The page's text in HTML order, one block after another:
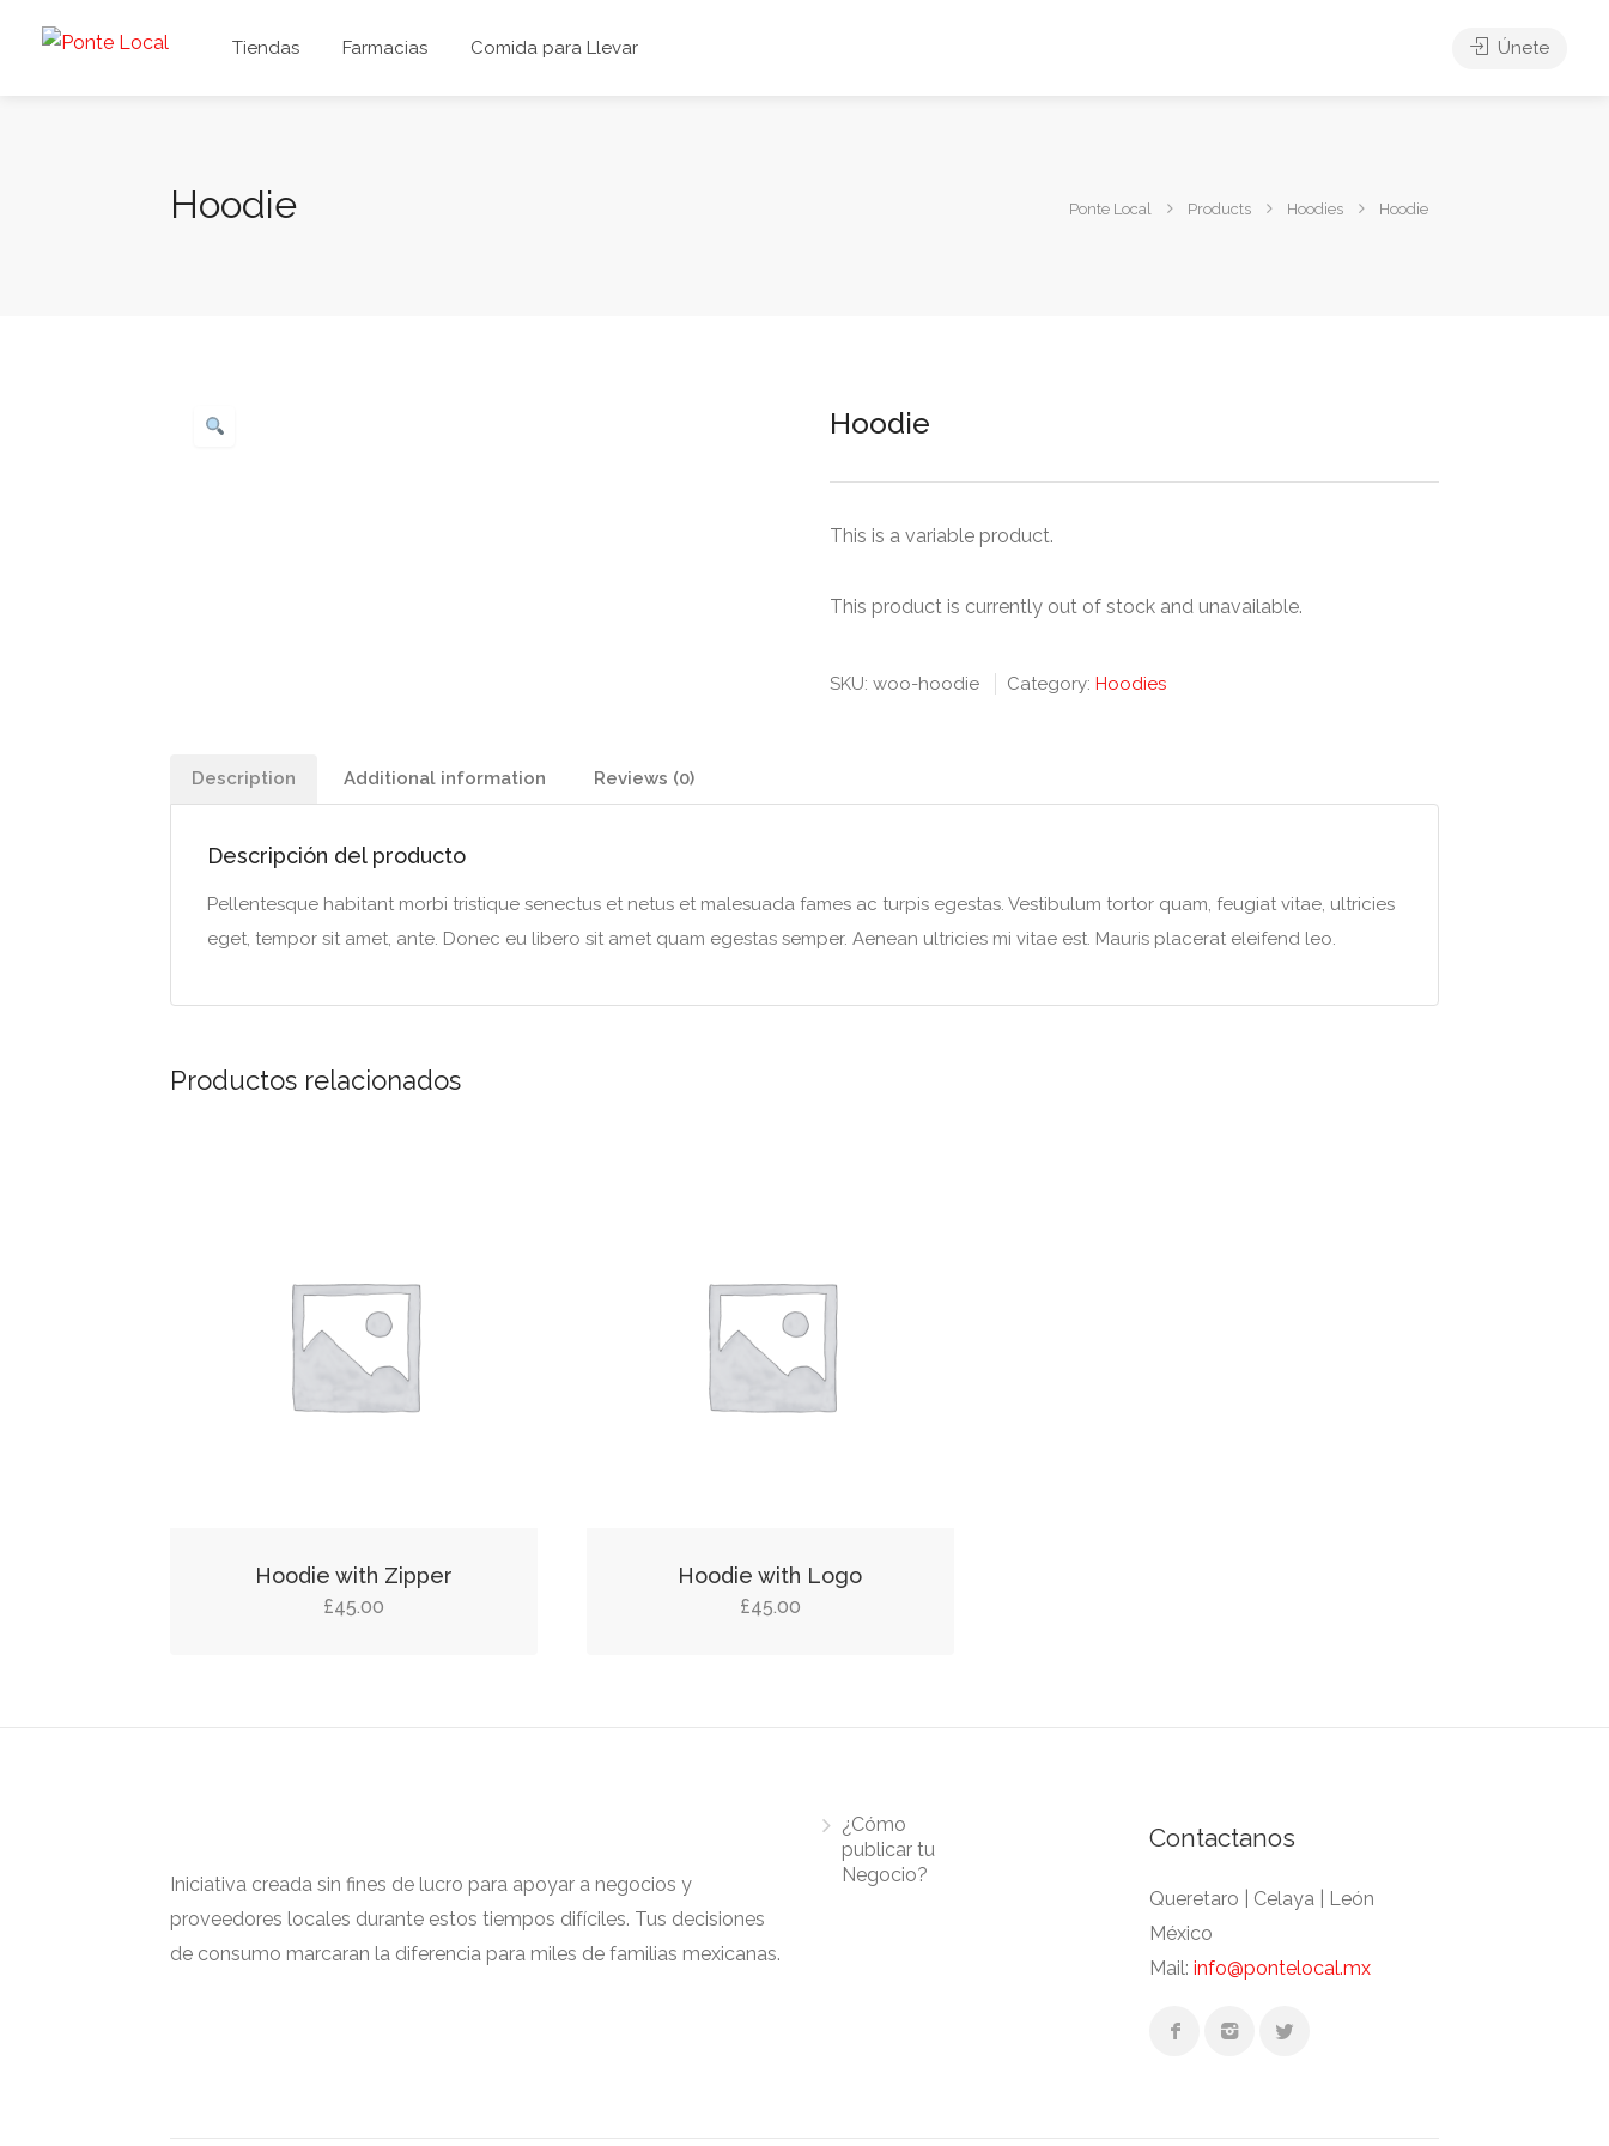
Tiendas Farmacias Comida para Llevar Únete
Hoodie Ponte Local Products Hoodies Hoodie
Hoodie
This is a variable product.
This product is currently out of stock and unavailable.
SKU:woo-hoodie Category:Hoodies
Description Additional information Reviews (0)
Descripción del producto
Pellentesque habitant morbi tristique senectus et netus et malesuada fames ac turpis egestas. Vestibulum tortor quam, feugiat vitae, ultricies
eget, tempor sit amet, ante. Donec eu libero sit amet quam egestas semper. Aenean ultricies mi vitae est. Mauris placerat eleifend leo.
Productos relacionados
Hoodie with Zipper
£45.00
Hoodie with Logo
£45.00
Iniciativa creada sin fines de lucro para apoyar a negocios y
proveedores locales durante estos tiempos difíciles. Tus decisiones
de consumo marcaran la diferencia para miles de familias mexicanas.
¿Cómo
publicar tu
Negocio?
Contactanos
Queretaro | Celaya | León
México
Mail: info@pontelocal.mx